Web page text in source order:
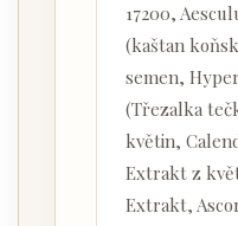
17200,
(kaštan
semen,
(Třezalka
květin,
Extrakt z
Extrakt,